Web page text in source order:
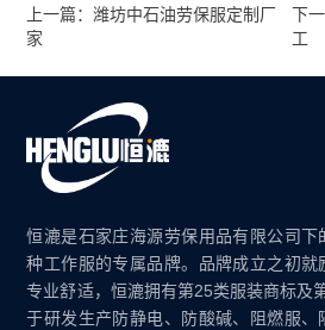
上一篇：潍坊中石油劳保服定制厂
家
下
工
恒漉是石家庄海源劳保用品有限公司
种工作服的专属品牌。品牌成立之初就
专业舒适，恒漉拥有第25类服装商标及
于研发生产防静电、防酸碱、阻燃服、